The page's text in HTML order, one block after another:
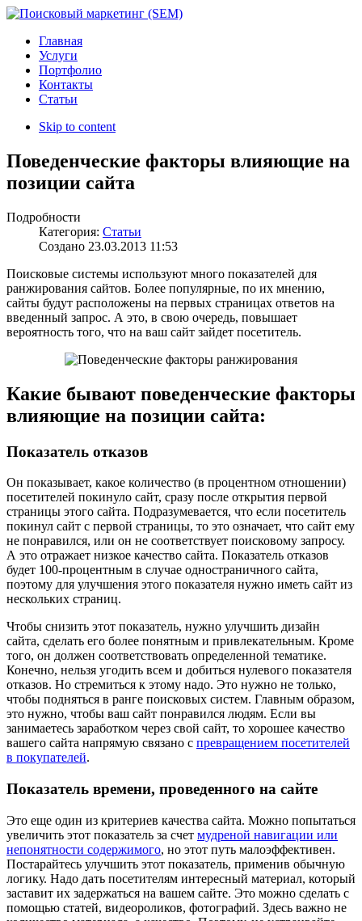
Главная
Услуги
Портфолио
Контакты
Статьи
Skip to content
Поведенческие факторы влияющие на
позиции сайта
Подробности
Категория: Статьи
Создано 23.03.2013 11:53
Поисковые системы используют много показателей для
ранжирования сайтов. Более популярные, по их мнению,
сайты будут расположены на первых страницах ответов на
введенный запрос. А это, в свою очередь, повышает
вероятность того, что на ваш сайт зайдет посетитель.
Какие бывают поведенческие факторы
влияющие на позиции сайта:
Показатель отказов
Он показывает, какое количество (в процентном отношении)
посетителей покинуло сайт, сразу после открытия первой
страницы этого сайта. Подразумевается, что если посетитель
покинул сайт с первой страницы, то это означает, что сайт ему
не понравился, или он не соответствует поисковому запросу.
А это отражает низкое качество сайта. Показатель отказов
будет 100-процентным в случае одностраничного сайта,
поэтому для улучшения этого показателя нужно иметь сайт из
нескольких страниц.
Чтобы снизить этот показатель, нужно улучшить дизайн
сайта, сделать его более понятным и привлекательным. Кроме
того, он должен соответствовать определенной тематике.
Конечно, нельзя угодить всем и добиться нулевого показателя
отказов. Но стремиться к этому надо. Это нужно не только,
чтобы подняться в ранге поисковых систем. Главным образом,
это нужно, чтобы ваш сайт понравился людям. Если вы
занимаетесь заработком через свой сайт, то хорошее качество
вашего сайта напрямую связано с превращением посетителей
в покупателей.
Показатель времени, проведенного на сайте
Это еще один из критериев качества сайта. Можно попытаться
увеличить этот показатель за счет мудреной навигации или
непонятности содержимого, но этот путь малоэффективен.
Постарайтесь улучшить этот показатель, применив обычную
логику. Надо дать посетителям интересный материал, который
заставит их задержаться на вашем сайте. Это можно сделать с
помощью статей, видеороликов, фотографий. Здесь важно не